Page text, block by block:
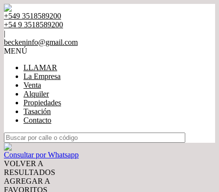
+549 3518589200
+54 9 3518589200
|
beckeninfo@gmail.com
MENÚ
LLAMAR
La Empresa
Venta
Alquiler
Propiedades
Tasación
Contacto
Consultar por Whatsapp
VOLVER A
RESULTADOS
AGREGAR A
FAVORITOS